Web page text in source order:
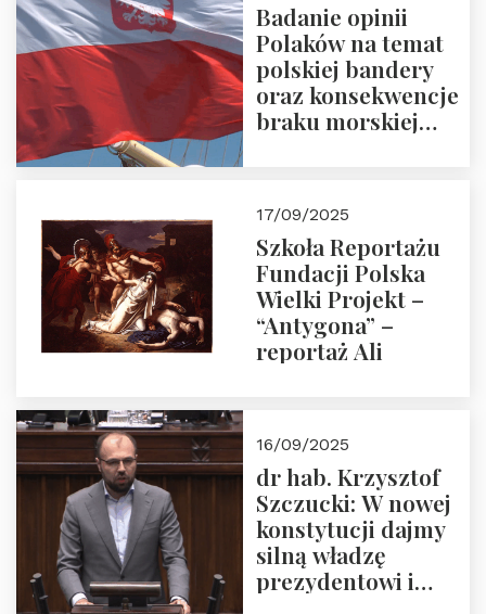
Badanie opinii
Polaków na temat
polskiej bandery
oraz konsekwencje
braku morskiej
17/09/2025
Szkoła Reportażu
Fundacji Polska
Wielki Projekt –
“Antygona” –
reportaż Ali
16/09/2025
dr hab. Krzysztof
Szczucki: W nowej
konstytucji dajmy
silną władzę
prezydentowi i